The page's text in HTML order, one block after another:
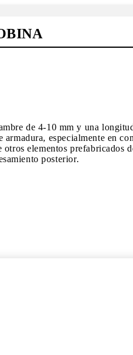
de 4-10 mm y una
especialmente en
elementos prefabricados